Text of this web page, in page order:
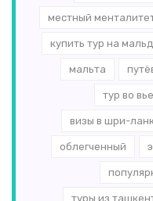
местный
купить тур на
мальта
тур во
визы в шри-
облегченный
туры из